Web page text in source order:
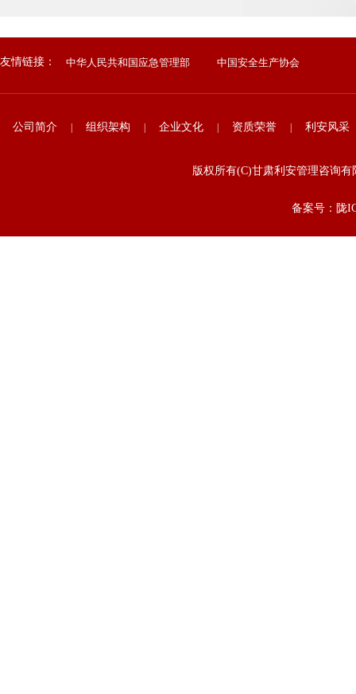
友情链接： 中华人民共和国应急管理部 中国安全生产协会
公司简介 | 组织架构 | 企业文化 | 资质荣誉 | 利安风采
版权所有(C)甘肃利安管理咨
备案号：陇